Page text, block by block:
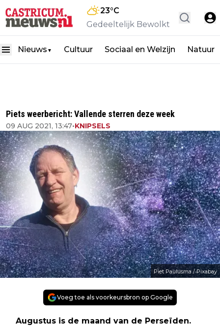
23°C
Gedeeltelijk Bewolkt
Nieuws ▼ Cultuur Sociaal en Welzijn Natuur
Piets weerbericht: Vallende sterren deze week
09 AUG 2021, 13:47•KNIPSELS
Piet Paulusma / Pixabay
Voeg toe als voorkeursbron op Google
Augustus is de maand van de Perseïden.